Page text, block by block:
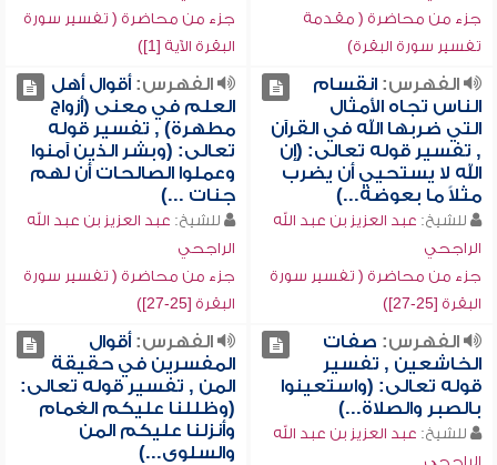
جزء من محاضرة ( مقدمة
تفسير سورة البقرة)
جزء من محاضرة ( تفسير سورة
البقرة الآية [1])
الفهرس:انقسام
الناس تجاه الأمثال
التي ضربها الله في القرآن
, تفسير قوله تعالى: (إن
الله لا يستحيي أن يضرب
مثلاً ما بعوضة...)
للشيخ: عبد العزيز بن عبد الله
الراجحي
جزء من محاضرة ( تفسير سورة
البقرة [25-27])
الفهرس:أقوال أهل
العلم في معنى (أزواج
مطهرة) , تفسير قوله
تعالى: (وبشر الذين آمنوا
وعملوا الصالحات أن لهم
جنات ...)
للشيخ: عبد العزيز بن عبد الله
الراجحي
جزء من محاضرة ( تفسير سورة
البقرة [25-27])
الفهرس: صفات
الخاشعين , تفسير
قوله تعالى: (واستعينوا
بالصبر والصلاة...)
للشيخ: عبد العزيز بن عبد الله
الراجحي
الفهرس:أقوال
المفسرين في حقيقة
المن , تفسير قوله تعالى:
(وظللنا عليكم الغمام
وأنزلنا عليكم المن
والسلوى...)